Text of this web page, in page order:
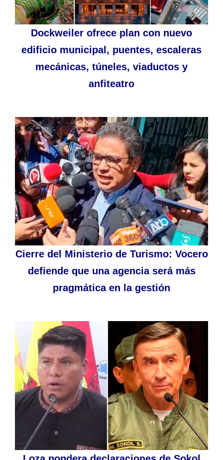
Dockweiler ofrece plan con nuevo
edificio municipal, puentes, escaleras
mecánicas, túneles, viaductos y
anfiteatro
Cierre del Ministerio de Turismo: Vocero
defiende que una agencia será más
pragmática en la gestión